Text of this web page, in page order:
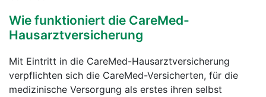
Wie funktioniert die CareMed-
Hausarztversicherung
Mit Eintritt in die CareMed-Hausarztversicherung
verpflichten sich die CareMed-Versicherten, für die
medizinische Versorgung als erstes ihren selbst